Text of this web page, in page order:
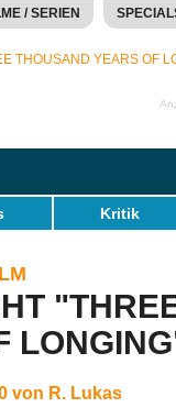
/ SERIEN
THOUSAND YEARS OF
Kritik
von R. Lukas